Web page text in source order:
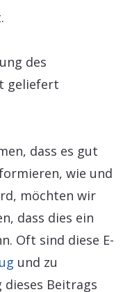
des
geliefert
dass es gut
wie und
möchten wir
dass dies ein
Oft sind diese E-
und zu
Beitrags